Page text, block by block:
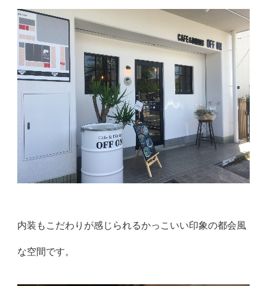
内装もこだわりが感じられるかっこいい印象の都会風
な空間です。